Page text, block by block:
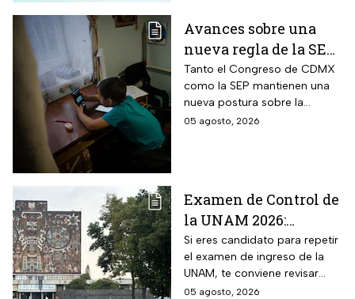
Avances sobre una
nueva regla de la SEP
sobre el uso de
celulares en la
escuelas
Tanto el Congreso de CDMX
como la SEP mantienen una
nueva postura sobre la
regulación de celulares en las
05 agosto, 2026
Examen de Control de
la UNAM 2026:
¿Cuántos aciertos
piden en las carreras
más solicitadas?
Si eres candidato para repetir
el examen de ingreso de la
UNAM, te conviene revisar
cuántos aciertos deberás de
05 agosto, 2026